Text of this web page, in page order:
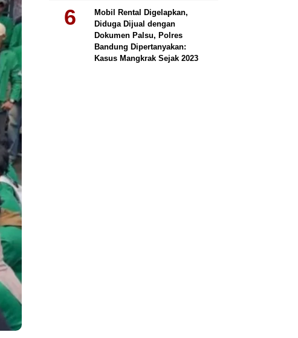
Mobil Rental Digelapkan,
Diduga Dijual dengan
Dokumen Palsu, Polres
Bandung Dipertanyakan:
Kasus Mangkrak Sejak 2023